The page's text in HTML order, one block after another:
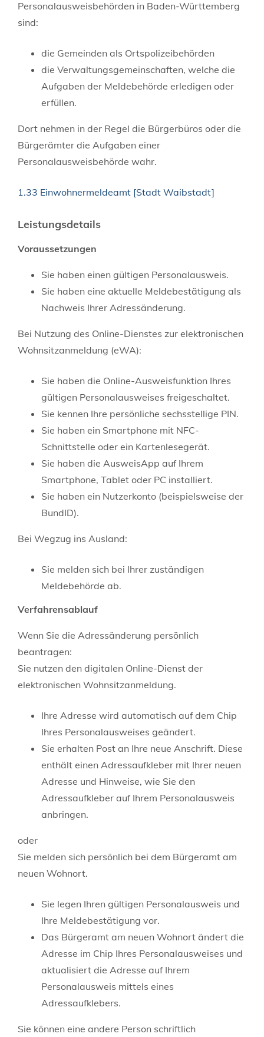
Personalausweisbehörden in Baden-Württemberg
sind:
die Gemeinden als Ortspolizeibehörden
die Verwaltungsgemeinschaften, welche die
Aufgaben der Meldebehörde erledigen oder
erfüllen.
Dort nehmen in der Regel die Bürgerbüros oder die
Bürgerämter die Aufgaben einer
Personalausweisbehörde wahr.
1.33 Einwohnermeldeamt [Stadt Waibstadt]
Leistungsdetails
Voraussetzungen
Sie haben einen gültigen Personalausweis.
Sie haben eine aktuelle Meldebestätigung als
Nachweis Ihrer Adressänderung.
Bei Nutzung des Online-Dienstes zur elektronischen
Wohnsitzanmeldung (eWA):
Sie haben die Online-Ausweisfunktion Ihres
gültigen Personalausweises freigeschaltet.
Sie kennen Ihre persönliche sechsstellige PIN.
Sie haben ein Smartphone mit NFC-
Schnittstelle oder ein Kartenlesegerät.
Sie haben die AusweisApp auf Ihrem
Smartphone, Tablet oder PC installiert.
Sie haben ein Nutzerkonto (beispielsweise der
BundID).
Bei Wegzug ins Ausland:
Sie melden sich bei Ihrer zuständigen
Meldebehörde ab.
Verfahrensablauf
Wenn Sie die Adressänderung persönlich
beantragen:
Sie nutzen den digitalen Online-Dienst der
elektronischen Wohnsitzanmeldung.
Ihre Adresse wird automatisch auf dem Chip
Ihres Personalausweises geändert.
Sie erhalten Post an Ihre neue Anschrift. Diese
enthält einen Adressaufkleber mit Ihrer neuen
Adresse und Hinweise, wie Sie den
Adressaufkleber auf Ihrem Personalausweis
anbringen.
oder
Sie melden sich persönlich bei dem Bürgeramt am
neuen Wohnort.
Sie legen Ihren gültigen Personalausweis und
Ihre Meldebestätigung vor.
Das Bürgeramt am neuen Wohnort ändert die
Adresse im Chip Ihres Personalausweises und
aktualisiert die Adresse auf Ihrem
Personalausweis mittels eines
Adressaufklebers.
Sie können eine andere Person schriftlich